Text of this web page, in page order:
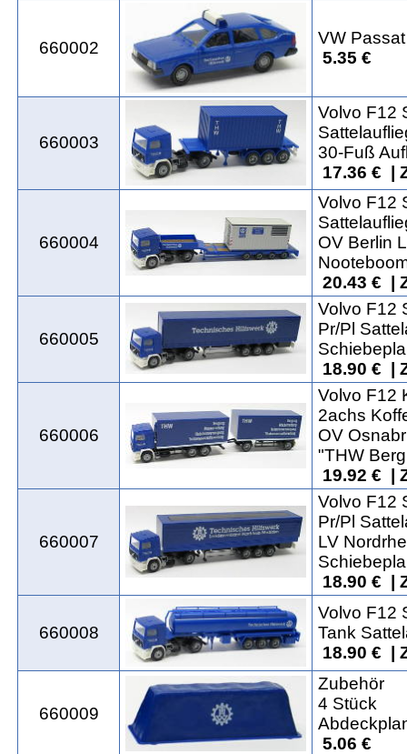
660002
VW
5.35 €
660003
Volvo F12
30-Fuß
17.36 € |
660004
Volvo F12
OV Berlin
20.43 € |
660005
Volvo F12
Pr/Pl
18.90 € |
660006
Volvo F12
2achs
OV
"THW
19.92 € |
660007
Volvo F12
Pr/Pl
LV
18.90 € |
660008
Volvo F12
Tank
18.90 € |
660009
Zubehör
4 Stück
5.06 €